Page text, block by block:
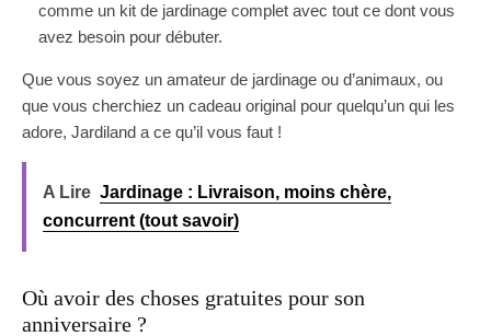
comme un kit de jardinage complet avec tout ce dont vous
avez besoin pour débuter.
Que vous soyez un amateur de jardinage ou d’animaux, ou
que vous cherchiez un cadeau original pour quelqu’un qui les
adore, Jardiland a ce qu’il vous faut !
A Lire Jardinage : Livraison, moins chère,
concurrent (tout savoir)
Où avoir des choses gratuites pour son
anniversaire ?